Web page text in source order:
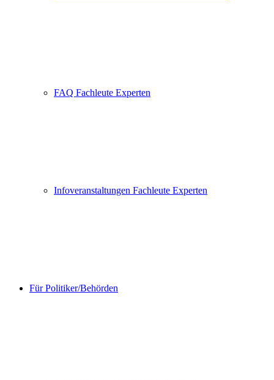
FAQ Fachleute Experten
Infoveranstaltungen Fachleute Experten
Für Politiker/Behörden